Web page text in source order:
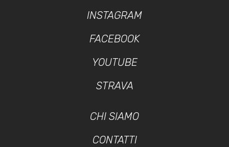
INSTAGRAM
FACEBOOK
YOUTUBE
STRAVA
CHI SIAMO
CONTATTI